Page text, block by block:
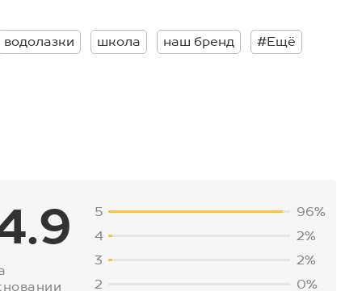
водолазки школа наш бренд #Ещё
5
96%
4
2%
3
2%
2
0%